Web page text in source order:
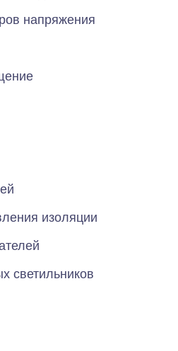
напряжения
изоляции
светильников